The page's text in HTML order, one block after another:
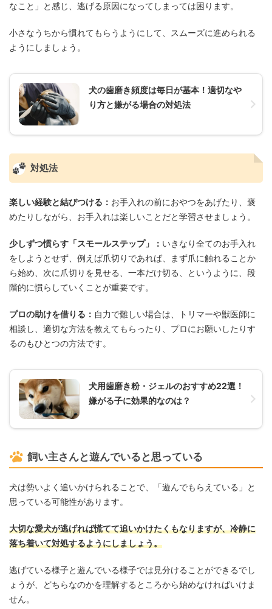
なこと」と感じ、逃げる原因になってしまっては困ります。
小さなうちから慣れてもらうようにして、スムーズに進められる
ようにしましょう。
犬の歯磨き頻度は毎日が基本！適切なや
り方と嫌がる場合の対処法
対処法
楽しい経験と結びつける： お手入れの前におやつをあげたり、褒
めたりしながら、お手入れは楽しいことだと学習させましょう。
少しずつ慣らす「スモールステップ」： いきなり全てのお手入れ
をしようとせず、例えば爪切りであれば、まず爪に触れることか
ら始め、次に爪切りを見せる、一本だけ切る、というように、段
階的に慣らしていくことが重要です。
プロの助けを借りる： 自力で難しい場合は、トリマーや獣医師に
相談し、適切な方法を教えてもらったり、プロにお願いしたりす
るのもひとつの方法です。
犬用歯磨き粉・ジェルのおすすめ22選！
嫌がる子に効果的なのは？
飼い主さんと遊んでいると思っている
犬は勢いよく追いかけられることで、「遊んでもらえている」と
思っている可能性があります。
大切な愛犬が逃げれば慌てて追いかけたくもなりますが、冷静に
落ち着いて対処するようにしましょう。
逃げている様子と遊んでいる様子では見分けることができるでし
ょうが、どちらなのかを理解するところから始めなければいけま
せん。